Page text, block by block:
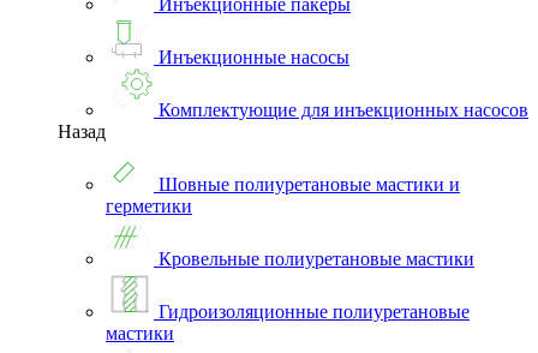
Инъекционные пакеры
Инъекционные насосы
Комплектующие для инъекционных насосов
Назад
Шовные полиуретановые мастики и
герметики
Кровельные полиуретановые мастики
Гидроизоляционные полиуретановые
мастики